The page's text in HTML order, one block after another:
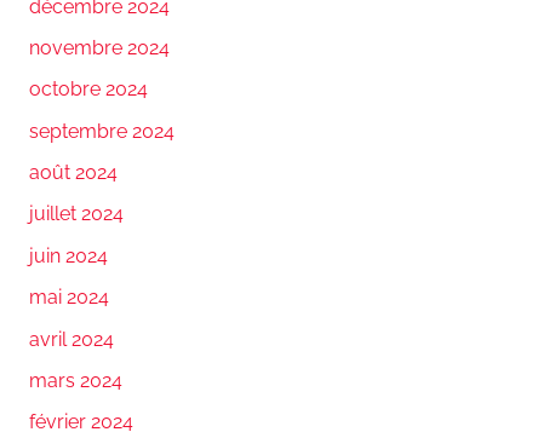
décembre 2024
novembre 2024
octobre 2024
septembre 2024
août 2024
juillet 2024
juin 2024
mai 2024
avril 2024
mars 2024
février 2024